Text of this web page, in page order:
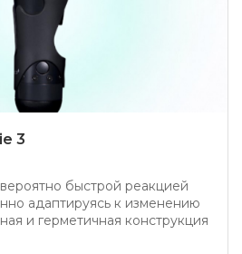
3
быстрой реакцией
адаптируясь к изменению
и герметичная конструкция